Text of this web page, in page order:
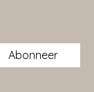
Abonneer